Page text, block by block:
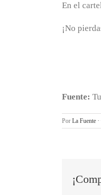
En el
¡No
Fuente:
Por La Fuente